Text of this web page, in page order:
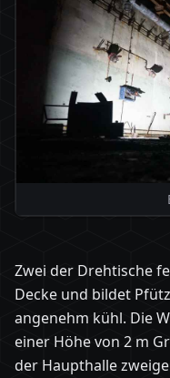
Zwei der Drehtische
Decke und bildet
angenehm kühl. Die
einer Höhe von 2 m
der Haupthalle